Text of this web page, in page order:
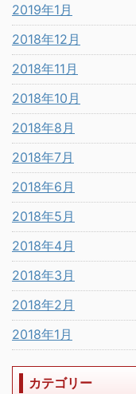
2019年1月
2018年12月
2018年11月
2018年10月
2018年8月
2018年7月
2018年6月
2018年5月
2018年4月
2018年3月
2018年2月
2018年1月
カテゴリー